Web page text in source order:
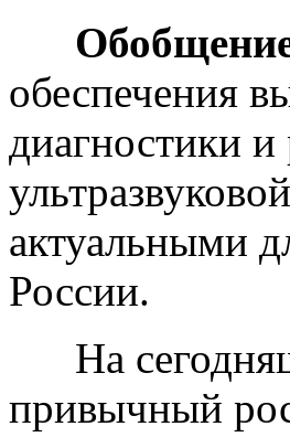
Обобщение
обеспечения
диагностики и
актуальными
России.
На
привычный